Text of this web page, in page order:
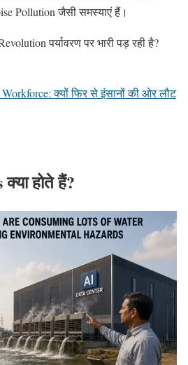
Pollution जैसी समस्याएं हैं।
पर्यावरण पर भारी पड़ रही है?
क्यों फिर से इंसानों की ओर लौट
होते हैं?